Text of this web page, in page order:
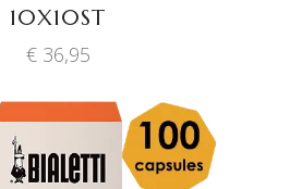
10X10ST
€36,95